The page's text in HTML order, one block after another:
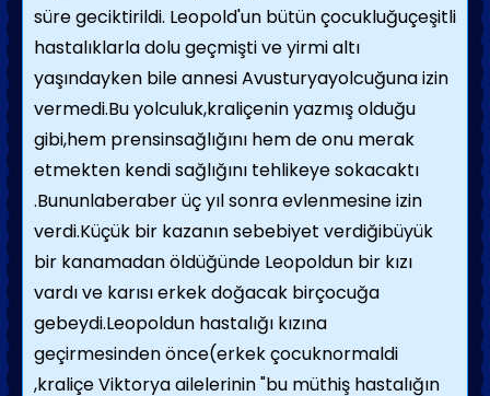
süre geciktirildi. Leopold'un bütün çocukluğuçeşitli
hastalıklarla dolu geçmişti ve yirmi altı
yaşındayken bile annesi Avusturyayolcuğuna izin
vermedi.Bu yolculuk,kraliçenin yazmış olduğu
gibi,hem prensinsağlığını hem de onu merak
etmekten kendi sağlığını tehlikeye sokacaktı
.Bununlaberaber üç yıl sonra evlenmesine izin
verdi.Küçük bir kazanın sebebiyet verdiğibüyük
bir kanamadan öldüğünde Leopoldun bir kızı
vardı ve karısı erkek doğacak birçocuğa
gebeydi.Leopoldun hastalığı kızına
geçirmesinden önce(erkek çocuknormaldi
,kraliçe Viktorya ailelerinin "bu müthiş hastalığın